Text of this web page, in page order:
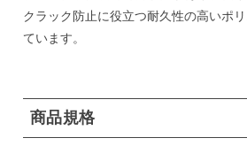
クラック防止に役立つ耐久性の高いポ
ています。
商品規格